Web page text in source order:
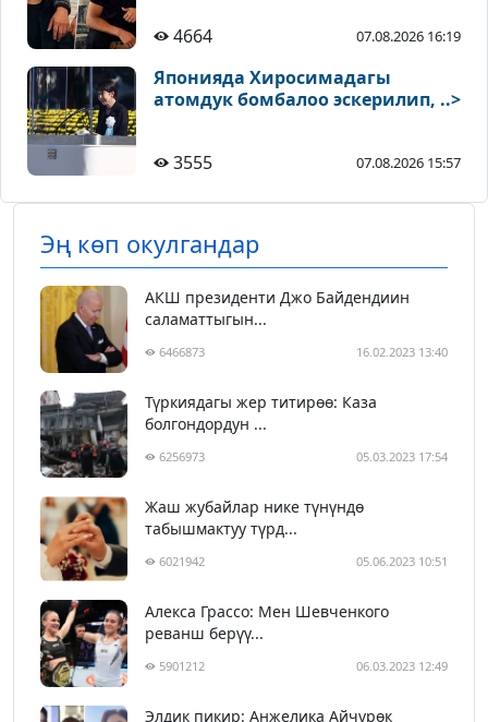
4664 07.08.2026 16:19
Японияда Хиросимадагы
атомдук бомбалоо эскерилип, ..>
3555 07.08.2026 15:57
Эң көп окулгандар
АКШ президенти Джо Байдендиин
саламаттыгын...
6466873 16.02.2023 13:40
Түркиядагы жер титирөө: Каза
болгондордун ...
6256973 05.03.2023 17:54
Жаш жубайлар нике түнүндө
табышмактуу түрд...
6021942 05.06.2023 10:51
Алекса Грассо: Мен Шевченкого
реванш берүү...
5901212 06.03.2023 12:49
Элдик пикир: Анжелика Айчүрөк